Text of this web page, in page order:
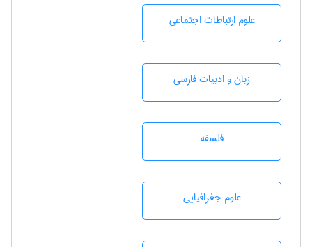
علوم ارتباطات اجتماعی
زبان و ادبيات فارسی
فلسفه
علوم جغرافيايی